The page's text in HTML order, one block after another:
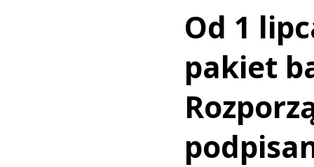
Od 1
pakiet